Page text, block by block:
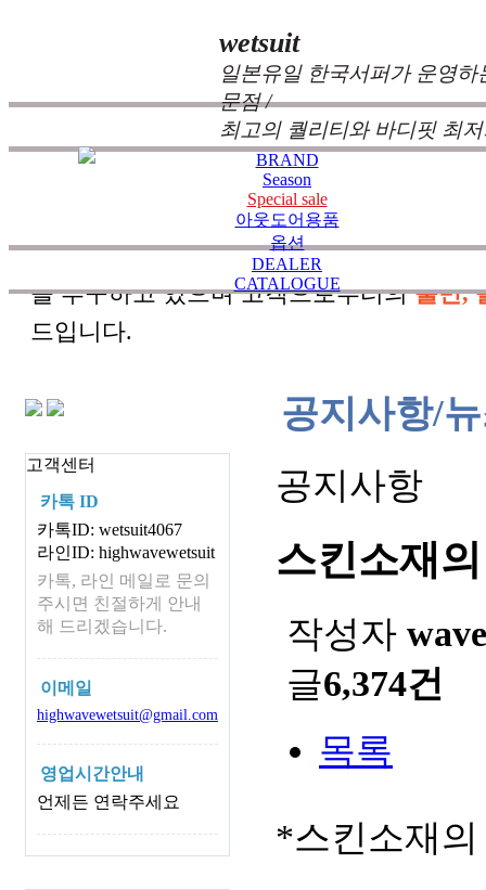
wetsuit
일본유일 한국서퍼가 운영
문점 /
최고의 퀄리티와 바디핏 최
BRAND
Season
Special sale
아웃도어용품
옵션
DEALER
CATALOGUE
는 서퍼들의 느낌과 의견
즐거움을 대화하는 것에 목표를 두고 있습
을 추구하고 있으며 고객으로부터의불만,
드입니다.
고객센터
카톡 ID
카톡ID: wetsuit4067
라인ID: highwavewetsuit
카톡, 라인 메일로 문의
주시면 친절하게 안내
해 드리겠습니다.
이메일
highwavewetsuit@gmail.com
영업시간안내
언제든 연락주세요
공지사항/
공지사항
스킨소재
작성자 wave
글6,374건
목록
*스킨소재